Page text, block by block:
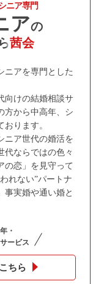
ニア専門
アの
茜会
ニアを専門とした
向けの結婚相談サ
方から中高年、シ
ります。
ニア世代の婚活を
代ならではの色々
の恋」を見守って
れない”パートナ
事実婚や通い婚と
・
ービス
ちら